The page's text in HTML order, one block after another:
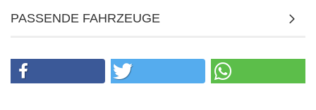
PASSENDE FAHRZEUGE